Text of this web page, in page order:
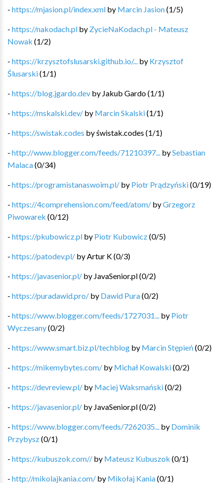
- https://mjasion.pl/index.xml by Marcin Jasion(1/5)
- https://nakodach.pl by ZycieNaKodach.pl - Mateusz
Nowak (1/2)
- https://krzysztofslusarski.github.io/... by Krzysztof
Ślusarski(1/1)
- https://blog.jgardo.dev by Jakub Gardo(1/1)
- https://mskalski.dev/ by Marcin Skalski(1/1)
- https://swistak.codes byświstak.codes (1/1)
- http://www.blogger.com/feeds/71210397... bySebastian
Malaca(0/34)
- https://programistanaswoim.pl/ by Piotr Prądzyński(0/19)
- https://4comprehension.com/feed/atom/ byGrzegorz
Piwowarek (0/12)
- https://pkubowicz.pl by Piotr Kubowicz(0/5)
- https://patodev.pl/ by Artur K(0/3)
- https://javasenior.pl/ by JavaSenior.pl(0/2)
- https://puradawid.pro/ by Dawid Pura(0/2)
- https://www.blogger.com/feeds/1727031... by Piotr
Wyczesany(0/2)
- https://www.smart.biz.pl/techblog by Marcin Stępień (0/2)
- https://mikemybytes.com/ by Michał Kowalski(0/2)
- https://devreview.pl/ by Maciej Waksmański(0/2)
- https://javasenior.pl/ by JavaSenior.pl(0/2)
- https://www.blogger.com/feeds/7262035... by Dominik
Przybysz(0/1)
- https://kubuszok.com// by Mateusz Kubuszok (0/1)
- http://mikolajkania.com/ by Mikołaj Kania(0/1)